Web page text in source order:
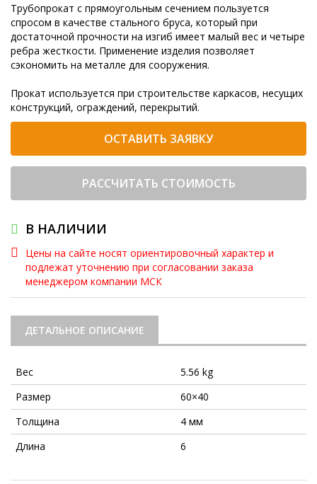
Трубопрокат с прямоугольным сечением пользуется
спросом в качестве стального бруса, который при
достаточной прочности на изгиб имеет малый вес и четыре
ребра жесткости. Применение изделия позволяет
сэкономить на металле для сооружения.
Прокат используется при строительстве каркасов, несущих
конструкций, ограждений, перекрытий.
ОСТАВИТЬ ЗАЯВКУ
РАССЧИТАТЬ СТОИМОСТЬ
В НАЛИЧИИ
Цены на сайте носят ориентировочный характер и
подлежат уточнению при согласовании заказа
менеджером компании МСК
ДЕТАЛЬНОЕ ОПИСАНИЕ
Вес
5.56 kg
Размер
60×40
Толщина
4 мм
Длина
6